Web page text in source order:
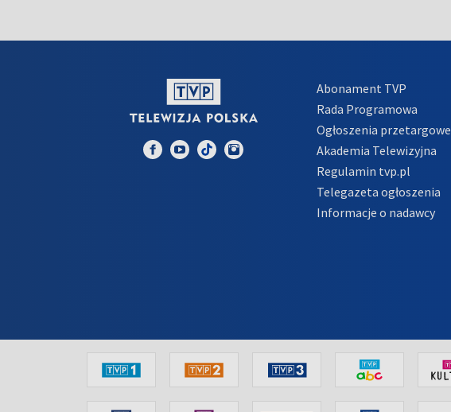
Abonament TVP
Rada Programowa
Ogłoszenia przetargowe
Akademia Telewizyjna
Regulamin tvp.pl
Telegazeta ogłoszenia
Informacje o nadawcy